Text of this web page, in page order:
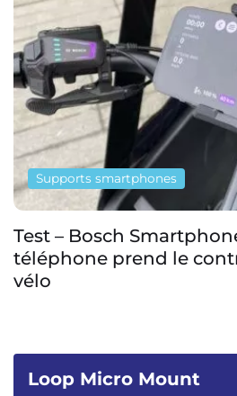
Supports smartphones
Test – Bosch
téléphone prend le
vélo
Loop Micro Mount